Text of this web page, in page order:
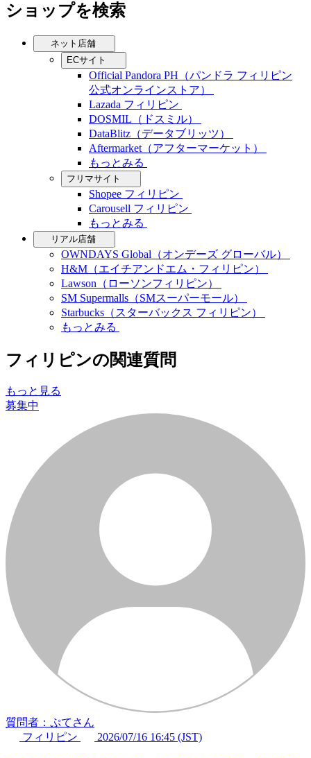
ショップを検索
ネット店舗
ECサイト
Official Pandora PH（パンドラ フィリピン
公式オンラインストア）
Lazada フィリピン
DOSMIL（ドスミル）
DataBlitz（データブリッツ）
Aftermarket（アフターマーケット）
もっとみる
フリマサイト
Shopee フィリピン
Carousell フィリピン
もっとみる
リアル店舗
OWNDAYS Global（オンデーズ グローバル）
H&M（エイチアンドエム・フィリピン）
Lawson（ローソンフィリピン）
SM Supermalls（SMスーパーモール）
Starbucks（スターバックス フィリピン）
もっとみる
フィリピンの関連質問
もっと見る
募集中
質問者：ぷてさん
フィリピン
2026/07/16 16:45 (JST)